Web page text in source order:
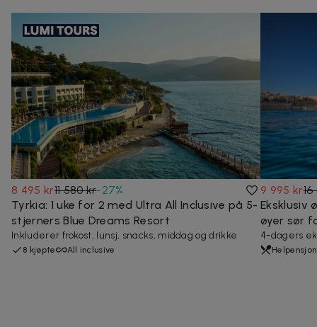
8 495 kr11 580 kr-27%
Tyrkia: 1 uke for 2 med Ultra All Inclusive på 5-
stjerners Blue Dreams Resort
Inkluderer frokost, lunsj, snacks, middag og drikke
8 kjøpte All inclusive
9 995 kr
Eksklusiv
øyer sør
4-dagers
Helpensjon